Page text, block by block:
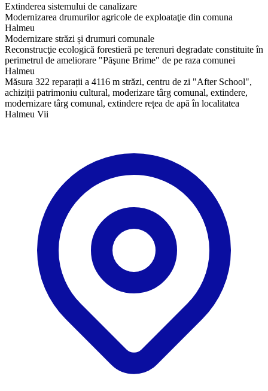
Extinderea sistemului de canalizare
Modernizarea drumurilor agricole de exploataţie din comuna
Halmeu
Modernizare străzi și drumuri comunale
Reconstrucţie ecologică forestieră pe terenuri degradate constituite în
perimetrul de ameliorare "Păşune Brime" de pe raza comunei
Halmeu
Măsura 322 reparații a 4116 m străzi, centru de zi "After School",
achiziții patrimoniu cultural, moderizare târg comunal, extindere,
modernizare târg comunal, extindere rețea de apă în localitatea
Halmeu Vii